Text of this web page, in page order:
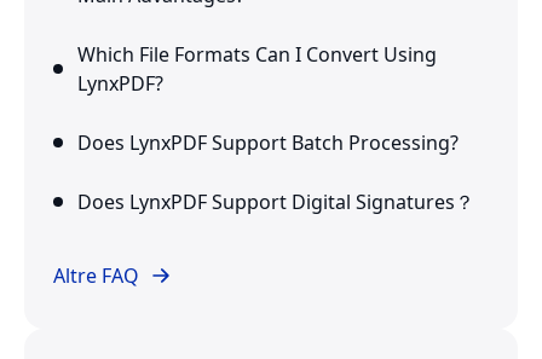
Which File Formats Can I Convert Using
LynxPDF?
Does LynxPDF Support Batch Processing?
Does LynxPDF Support Digital Signatures？
Altre FAQ